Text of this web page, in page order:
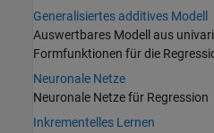
Generalisiertes additives Modell
Auswertbares Modell aus
Formfunktionen für die
Neuronale Netze
Neuronale Netze für Regression
Inkrementelles Lernen